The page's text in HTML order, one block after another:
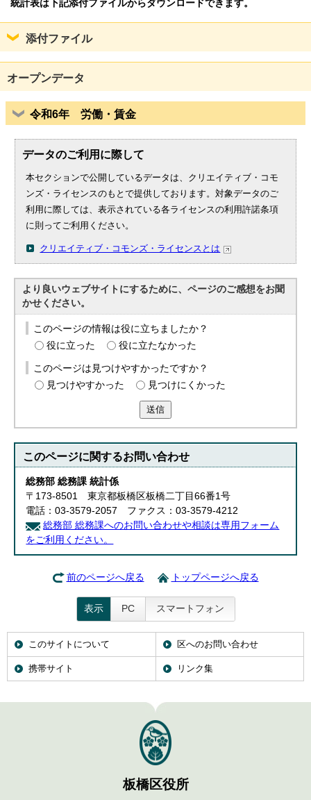
統計表は下記添付ファイルからダウンロードできます。
添付ファイル
オープンデータ
令和6年 労働・賃金
データのご利用に際して
本セクションで公開しているデータは、クリエイティブ・コモ
ンズ・ライセンスのもとで提供しております。対象データのご
利用に際しては、表示されている各ライセンスの利用許諾条項
に則ってご利用ください。
クリエイティブ・コモンズ・ライセンスとは
より良いウェブサイトにするために、ページのご感想をお聞
かせください。
このページの情報は役に立ちましたか？
役に立った
役に立たなかった
このページは見つけやすかったですか？
見つけやすかった
見つけにくかった
送信
このページに関するお問い合わせ
総務部 総務課 統計係
〒173-8501 東京都板橋区板橋二丁目66番1号
電話：03-3579-2057 ファクス：03-3579-4212
総務部 総務課へのお問い合わせや相談は専用フォーム
をご利用ください。
前のページへ戻る トップページへ戻る
表示 PC スマートフォン
このサイトについて 区へのお問い合わせ
携帯サイト リンク集
板橋区役所